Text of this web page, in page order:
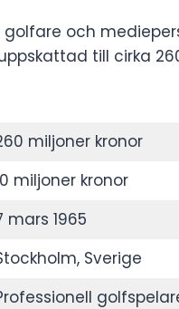
golfare och
till cirka
miljoner kronor
miljoner kronor
mars 1965
Sverige